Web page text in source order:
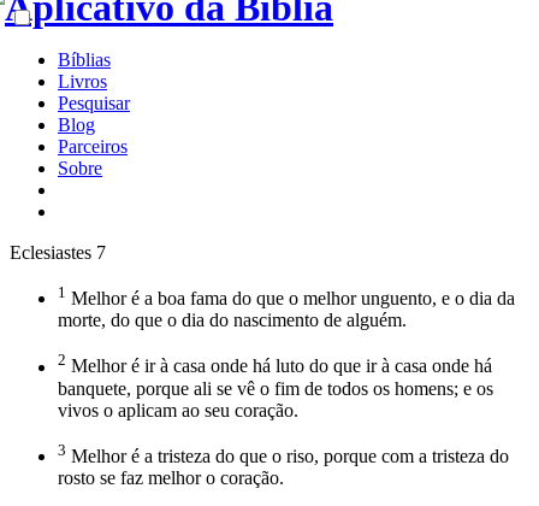
Bíblias
Livros
Pesquisar
Blog
Parceiros
Sobre
Eclesiastes 7
1 Melhor é a boa fama do que o melhor unguento, e o dia da
morte, do que o dia do nascimento de alguém.
2 Melhor é ir à casa onde há luto do que ir à casa onde há
banquete, porque ali se vê o fim de todos os homens; e os
vivos o aplicam ao seu coração.
3 Melhor é a tristeza do que o riso, porque com a tristeza do
rosto se faz melhor o coração.